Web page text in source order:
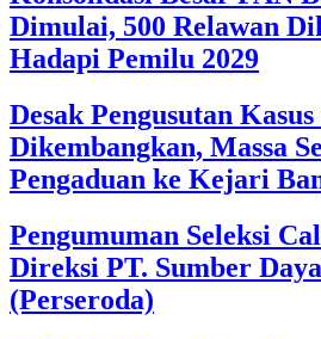
Dimulai, 500 Relawan
Hadapi Pemilu 2029
Desak Pengusutan
Dikembangkan, Massa
Pengaduan ke Kejari
Pengumuman Seleksi
Direksi PT. Sumber
(Perseroda)